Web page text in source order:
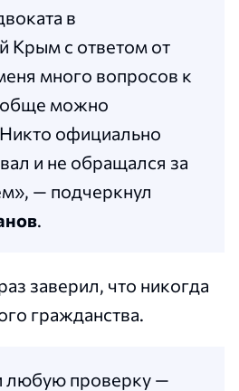
в
Крым с ответом от
много вопросов к
можно
официально
и не обращался за
— подчеркнул
.
заверил, что никогда
гражданства.
любую проверку —